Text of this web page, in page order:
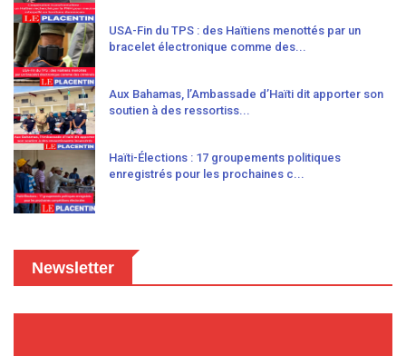
USA-Fin du TPS : des Haïtiens menottés par un
bracelet électronique comme des...
Aux Bahamas, l’Ambassade d’Haïti dit apporter son
soutien à des ressortiss...
Haïti-Élections : 17 groupements politiques
enregistrés pour les prochaines c...
Newsletter